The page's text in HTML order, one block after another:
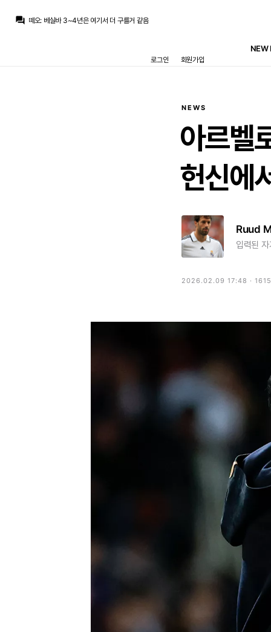
question_answer 떼오: 베실바 3~4년은 여기서 더 구를거 같음
수비 안대서 찌발려도 패스부터 그나마 좀 하는 중원 ㄱㄱ
암만봐도 둠프로 연막주고 발베 재계약 한 8년한다음 우풀백돌려야할듯
NEW
로그인 회원가입
NEWS
아르벨
헌신에
Ruud
입력된
2026.02.09 17:48 ·